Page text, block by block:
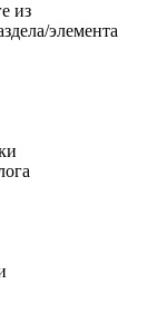
из
элемента